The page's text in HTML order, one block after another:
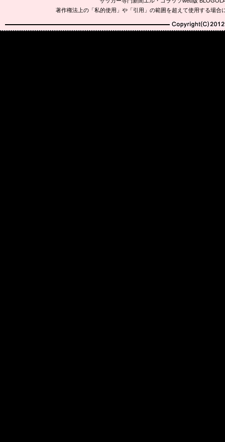
著作権法上の「私的使用」や「引用」の範囲を超えて使用する場
Copyright(C)2010-